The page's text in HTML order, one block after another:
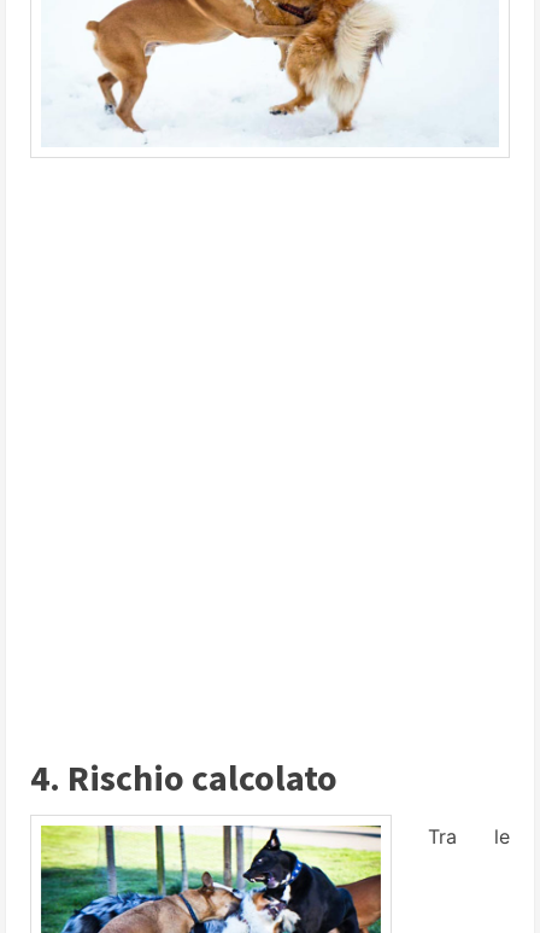
4. Rischio calcolato
Tra le